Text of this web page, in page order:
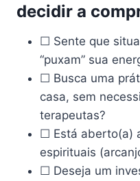
decidir a
☐ Sente que
“puxam” sua
☐ Busca uma
casa, sem
terapeutas?
☐ Está aberto(a)
espirituais
☐ Deseja um